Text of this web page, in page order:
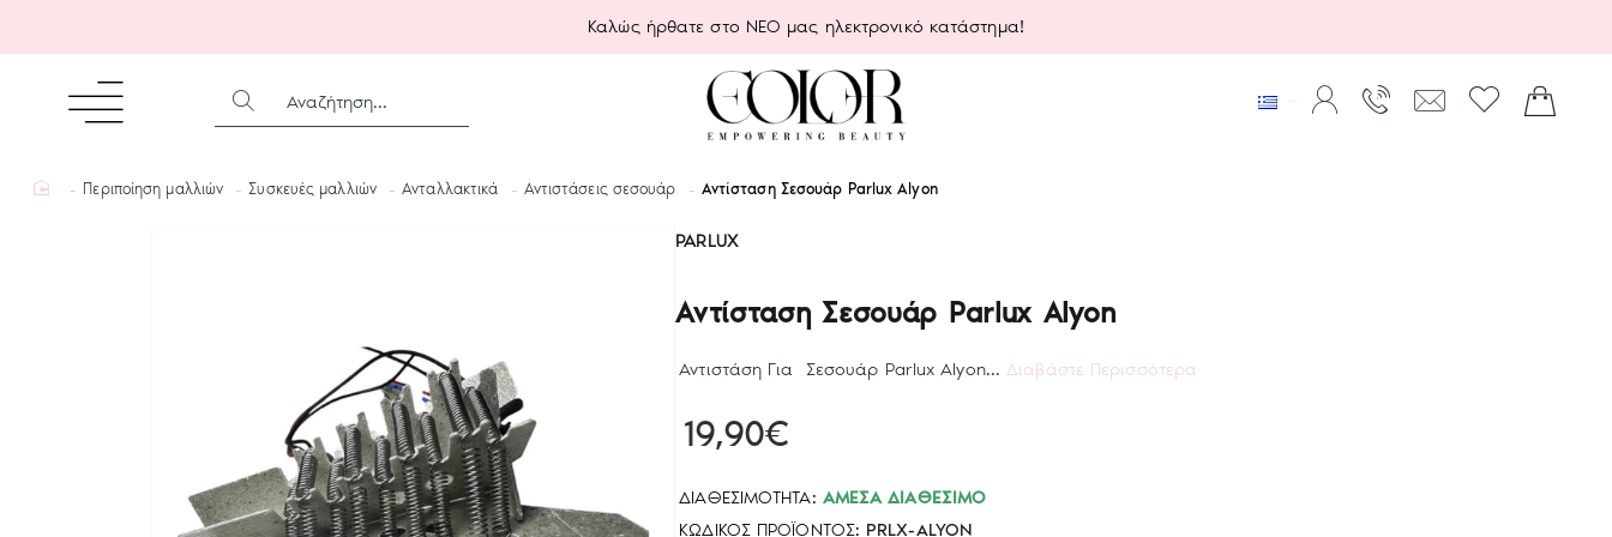
Καλώς ήρθατε στο ΝΕΟ μας ηλεκτρονικό κατάστημα!
ΑΝΑΖΉΤΗΣΗ...
homeΠεριποίηση μαλλιών Συσκευές μαλλιών Ανταλλακτικά Αντιστάσεις σεσουάρ Αντίσταση Σεσουάρ Parlux Alyon
PARLUX
Αντίσταση Σεσουάρ Parlux Alyon
Αντιστάση Για Σεσουάρ Parlux Alyon...Διαβάστε Περισσότερα
ΔΙΑΘΕΣΙΜΌΤΗΤΑ: ΆΜΕΣΑ ΔΙΑΘΈΣΙΜΟ
ΚΩΔΙΚΌΣ ΠΡΟΪΌΝΤΟΣ: PRLX-ALYON
19,90€